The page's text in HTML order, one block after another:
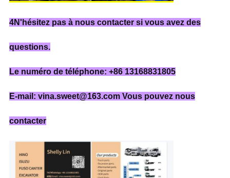
4N'hésitez pas à nous contacter si vous avez des
questions.
Le numéro de téléphone: +86 13168831805
E-mail: vina.sweet@163.com Vous pouvez nous
contacter